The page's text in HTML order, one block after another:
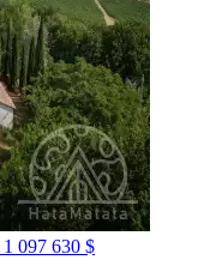
1 097 630 $